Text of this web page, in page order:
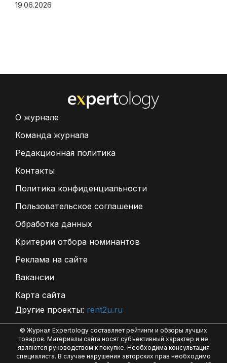
19.06.2026
О журнале
Команда журнала
Редакционная политика
Контакты
Политика конфиденциальности
Пользовательское соглашение
Обработка данных
Критерии отбора номинантов
Реклама на сайте
Вакансии
Карта сайта
Другие проекты: rent2u.ru
© Журнал Expertology составляет рейтинги и обзоры лучших
товаров. Материалы сайта носят субъективный характер и не
являются руководством к покупке. Необходима консультация
специалиста. В случае нарушения авторских прав необходимо